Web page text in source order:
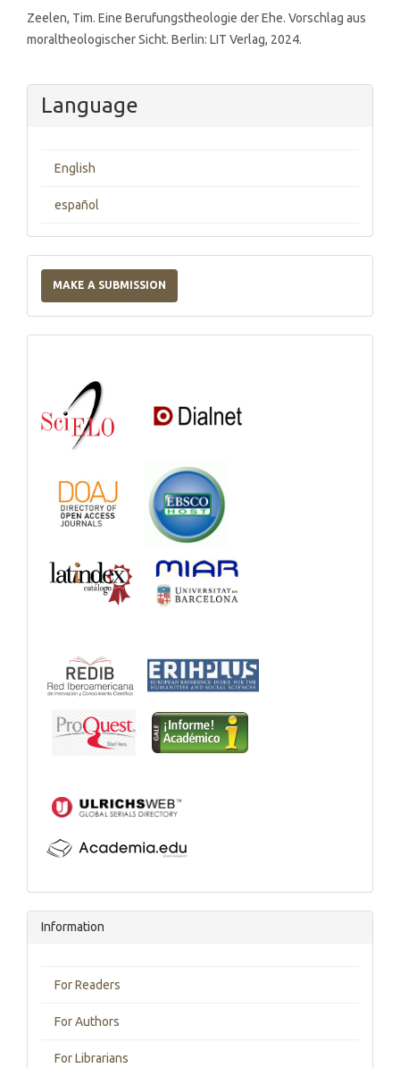
Zeelen, Tim. Eine Berufungstheologie der Ehe. Vorschlag aus
moraltheologischer Sicht. Berlin: LIT Verlag, 2024.
Language
English
español
a
Submission
MAKE A SUBMISSION
Catalogs
Information
For Readers
For Authors
For Librarians